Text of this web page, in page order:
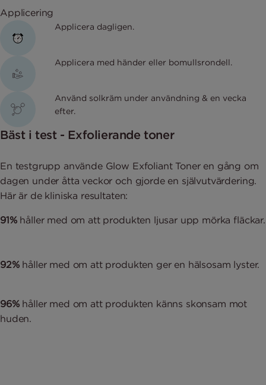
Applicering
Applicera dagligen.
Applicera med händer eller bomullsrondell.
Använd solkräm under användning & en vecka
efter.
Bäst i test - Exfolierande toner
En testgrupp använde Glow Exfoliant Toner en gång om
dagen under åtta veckor och gjorde en självutvärdering.
Här är de kliniska resultaten:
91% håller med om att produkten ljusar upp mörka fläckar.
92%håller med om att produkten ger en hälsosam lyster.
96%håller med om att produkten känns skonsam mot
huden.